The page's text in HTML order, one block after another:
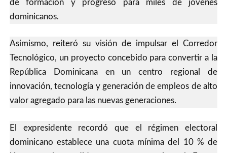
de formación y progreso para miles de jóvenes
dominicanos.
Asimismo, reiteró su visión de impulsar el Corredor
Tecnológico, un proyecto concebido para convertir a la
República Dominicana en un centro regional de
innovación, tecnología y generación de empleos de alto
valor agregado para las nuevas generaciones.
El expresidente recordó que el régimen electoral
dominicano establece una cuota mínima del 10 % de